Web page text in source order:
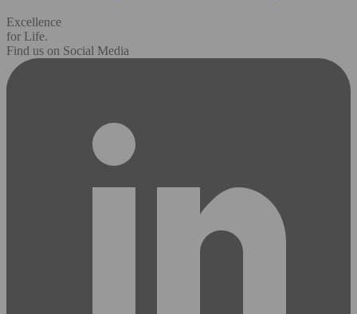
Excellence
for Life.
Find us on Social Media